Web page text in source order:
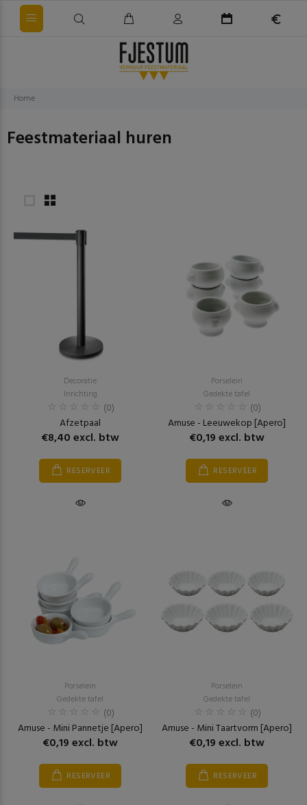
Home
Feestmateriaal huren
Decoratie
Inrichting
(0)
Afzetpaal
€8,40 excl. btw
RESERVEER
Porselein
Gedekte tafel
(0)
Amuse - Leeuwekop [Apero]
€0,19 excl. btw
RESERVEER
Porselein
Gedekte tafel
(0)
Amuse - Mini Pannetje [Apero]
€0,19 excl. btw
RESERVEER
Porselein
Gedekte tafel
(0)
Amuse - Mini Taartvorm [Apero]
€0,19 excl. btw
RESERVEER